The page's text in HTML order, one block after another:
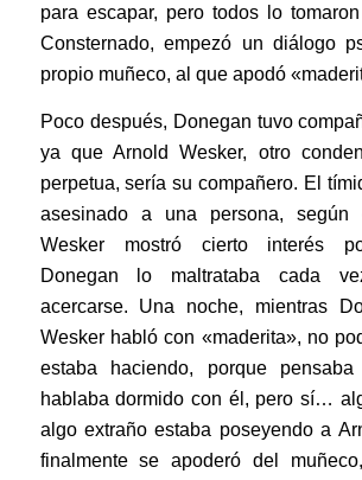
para escapar, pero todos lo
Consternado, empezó un diálogo
propio muñeco, al que apodó
Poco después, Donegan tuvo
ya que Arnold Wesker, otro
perpetua, sería su compañero. El
asesinado a una persona, según
Wesker mostró cierto interés
Donegan lo maltrataba cada
acercarse. Una noche, mientras
Wesker habló con «maderita», no
estaba haciendo, porque
hablaba dormido con él, pero sí…
algo extraño estaba poseyendo a
finalmente se apoderó del